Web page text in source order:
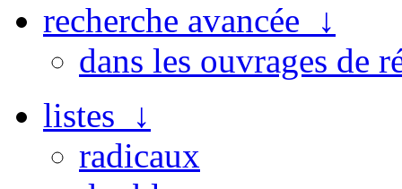
recherche avancée ↓
dans les ouvrages de
listes ↓
radicaux